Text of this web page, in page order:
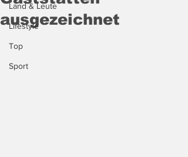
Land & Leute
Lifestyle
Top
Sport
ausgezeichnet